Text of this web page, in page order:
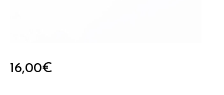
16,00€